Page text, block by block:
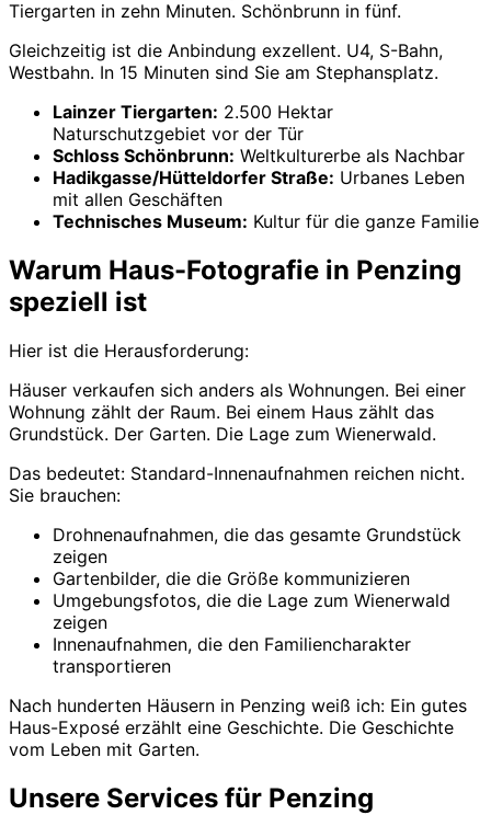
Tiergarten in zehn Minuten. Schönbrunn in fünf.
Gleichzeitig ist die Anbindung exzellent. U4, S-Bahn,
Westbahn. In 15 Minuten sind Sie am Stephansplatz.
Lainzer Tiergarten: 2.500 Hektar
Naturschutzgebiet vor der Tür
Schloss Schönbrunn: Weltkulturerbe als Nachbar
Hadikgasse/Hütteldorfer Straße: Urbanes Leben
mit allen Geschäften
Technisches Museum: Kultur für die ganze Familie
Warum Haus-Fotografie in Penzing
speziell ist
Hier ist die Herausforderung:
Häuser verkaufen sich anders als Wohnungen. Bei einer
Wohnung zählt der Raum. Bei einem Haus zählt das
Grundstück. Der Garten. Die Lage zum Wienerwald.
Das bedeutet: Standard-Innenaufnahmen reichen nicht.
Sie brauchen:
Drohnenaufnahmen, die das gesamte Grundstück
zeigen
Gartenbilder, die die Größe kommunizieren
Umgebungsfotos, die die Lage zum Wienerwald
zeigen
Innenaufnahmen, die den Familiencharakter
transportieren
Nach hunderten Häusern in Penzing weiß ich: Ein gutes
Haus-Exposé erzählt eine Geschichte. Die Geschichte
vom Leben mit Garten.
Unsere Services für Penzing